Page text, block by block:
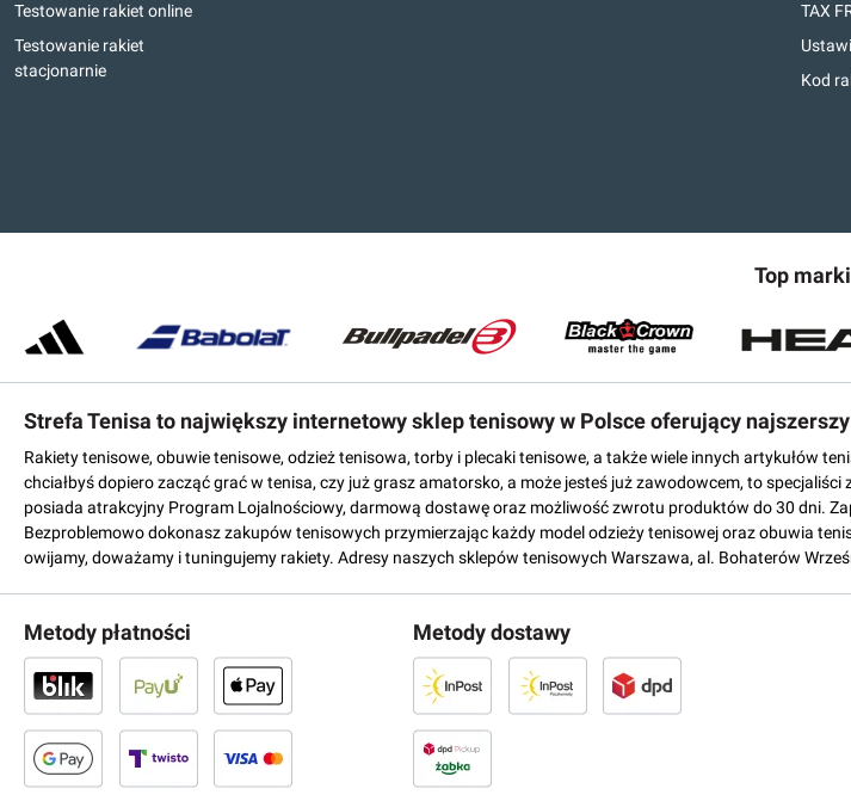
Testowanie rakiet online
Testowanie rakiet
stacjonarnie
TAX
Kod
Top marki
Strefa Tenisa to największy internetowy sklep tenisowy w Polsce oferujący
Rakiety tenisowe, obuwie tenisowe, odzież tenisowa, torby i plecaki tenisowe, a także wiele innych artykułów
chciałbyś dopiero zacząć grać w tenisa, czy już grasz amatorsko, a może jesteś już zawodowcem, to
posiada atrakcyjny Program Lojalnościowy, darmową dostawę oraz możliwość zwrotu produktów do 30 dni.
Bezproblemowo dokonasz zakupów tenisowych przymierzając każdy model odzieży tenisowej oraz obuwia
owijamy, doważamy i tuningujemy rakiety. Adresy naszych sklepów tenisowych Warszawa, al. Bohaterów
Metody płatności Metody dostawy